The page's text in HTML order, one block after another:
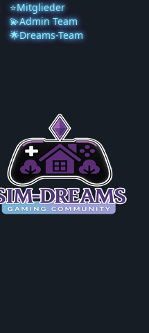
⭐Mitglieder
💫Admin Team
🌟Dreams-Team